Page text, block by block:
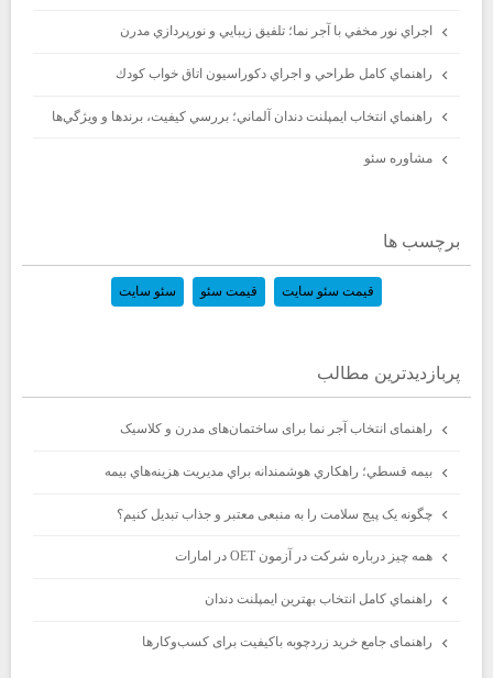
اجراي نور مخفي با آجر نما؛ تلفيق زيبايي و نورپردازي مدرن
راهنماي كامل طراحي و اجراي دكوراسيون اتاق خواب كودك
راهنماي انتخاب ايمپلنت دندان آلماني؛ بررسي كيفيت، برندها و ويژگي‌ها
مشاوره سئو
برچسب ها
قیمت سئو سایت قیمت سئو سئو سایت
پربازديدترين مطالب
راهنمای انتخاب آجر نما برای ساختمان‌های مدرن و کلاسیک
بيمه قسطي؛ راهكاري هوشمندانه براي مديريت هزينه‌هاي بيمه
چگونه یک پیج سلامت را به منبعی معتبر و جذاب تبدیل کنیم؟
همه چیز درباره شرکت در آزمون OET در امارات
راهنماي كامل انتخاب بهترين ايمپلنت دندان
راهنمای جامع خرید زردچوبه باکیفیت برای کسب‌وکارها